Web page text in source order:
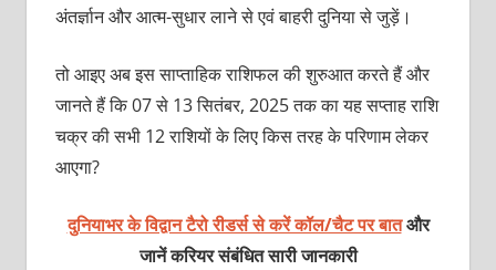
अंतर्ज्ञान और आत्म-सुधार लाने से एवं बाहरी दुनिया से जुड़ें।
तो आइए अब इस साप्ताहिक राशिफल की शुरुआत करते हैं और
जानते हैं कि 07 से 13 सितंबर, 2025 तक का यह सप्ताह राशि
चक्र की सभी 12 राशियों के लिए किस तरह के परिणाम लेकर
आएगा?
दुनियाभर के विद्वान टैरो रीडर्स से करें कॉल/चैट पर बातऔर
जानें करियर संबंधित सारी जानकारी